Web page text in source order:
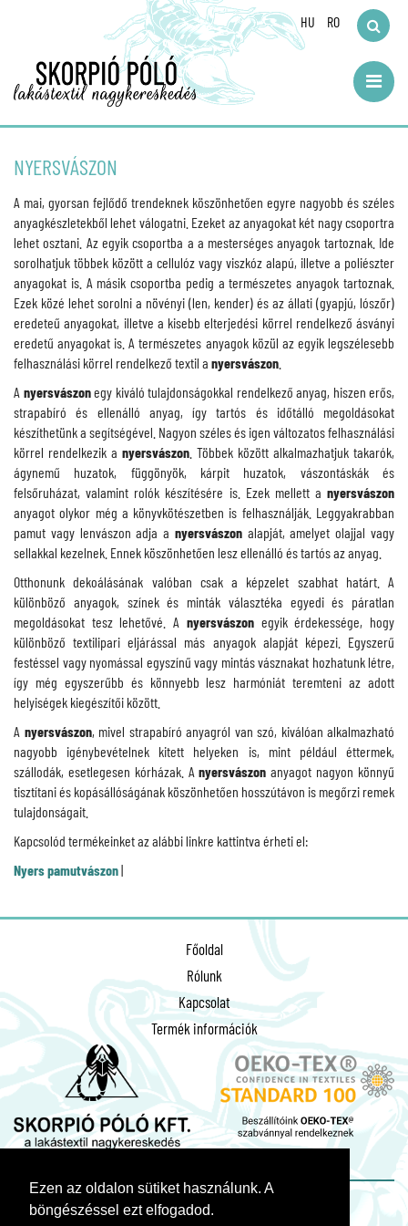
Ezen az oldalon sütiket használunk. A
böngészéssel ezt elfogadod.
HU RO
NYERSVÁSZON
A mai, gyorsan fejlődő trendeknek köszönhetően egyre nagyobb és széles
anyagkészletekből lehet válogatni. Ezeket az anyagokat két nagy csoportra
lehet osztani. Az egyik csoportba a a mesterséges anyagok tartoznak. Ide
sorolhatjuk többek között a cellulóz vagy viszkóz alapú, illetve a poliészter
anyagokat is. A másik csoportba pedig a természetes anyagok tartoznak.
Ezek közé lehet sorolni a növényi (len, kender) és az állati (gyapjú, lószőr)
eredeteű anyagokat, illetve a kisebb elterjedési körrel rendelkező ásványi
eredetű anyagokat is. A természetes anyagok közül az egyik legszélesebb
felhasználási körrel rendelkező textil a nyersvászon
A nyersvászonegy kiváló tulajdonságokkal rendelkező anyag, hiszen erős,
strapabíró és ellenálló anyag, így tartós és időtálló megoldásokat
készíthetünk a segítségével. Nagyon széles és igen változatos felhasználási
körrel rendelkezik a nyersvászon . Többek között alkalmazhatjuk takarók,
ágynemű huzatok, függönyök, kárpit huzatok, vászontáskák és
felsőruházat, valamint rolók készítésére is. Ezek mellett a nyersvászon
anyagot olykor még a könyvkötészetben is felhasználják. Leggyakrabban
pamut vagy lenvászon adja a nyersvászonalapját, amelyet olajjal vagy
sellakkal kezelnek. Ennek köszönhetően lesz ellenálló és tartós az anyag.
Otthonunk dekoálásának valóban csak a képzelet szabhat határt. A
különböző anyagok, színek és minták választéka egyedi és páratlan
megoldásokat tesz lehetővé. A nyersvászonegyik érdekessége, hogy
különböző textilipari eljárással más anyagok alapját képezi. Egyszerű
festéssel vagy nyomással egyszínű vagy mintás vásznakat hozhatunk létre,
így még egyszerűbb és könnyebb lesz harmóniát teremteni az adott
helyiségek kiegészítői között.
A nyersvászon, mivel strapabíró anyagról van szó, kiválóan alkalmazható
nagyobb igénybevételnek kitett helyeken is, mint például éttermek,
szállodák, esetlegesen kórházak. Anyersvászon anyagot nagyon könnyű
tisztítani és kopásállóságának köszönhetően hosszútávon is megőrzi remek
tulajdonságait.
Kapcsolód termékeinket az alábbi linkre kattintva érheti el:
Nyers pamutvászon|
Főoldal
Rólunk
Kapcsolat
Termék információk
© 2026. Minden jog fenntartva!